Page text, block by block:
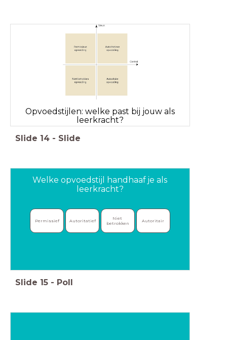
Opvoedstijlen: welke past bij jouw als
leerkracht?
Slide 14 - Slide
Welke opvoedstijl handhaaf je als
leerkracht?
Permissief Autoritatief
Niet
betrokken
Autoritair
Slide 15 - Poll